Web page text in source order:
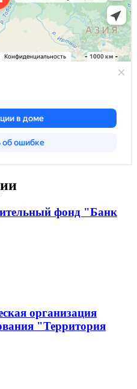
фонд "Банк
организация
"Территория